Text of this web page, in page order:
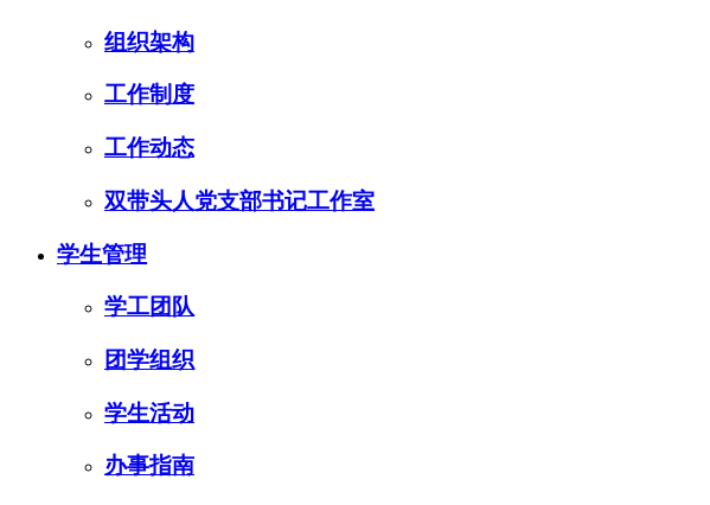
组织架构
工作制度
工作动态
双带头人党支部书记工作室
学生管理
学工团队
团学组织
学生活动
办事指南